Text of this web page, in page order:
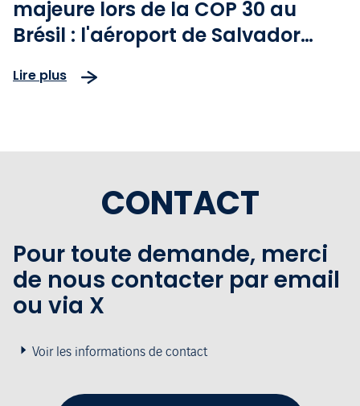
majeure lors de la COP 30 au
Brésil : l'aéroport de Salvador
Amériques certifié ACA 5
Lire plus
CONTACT
Pour toute demande, merci
de nous contacter par email
ou via X
Voir les informations de contact